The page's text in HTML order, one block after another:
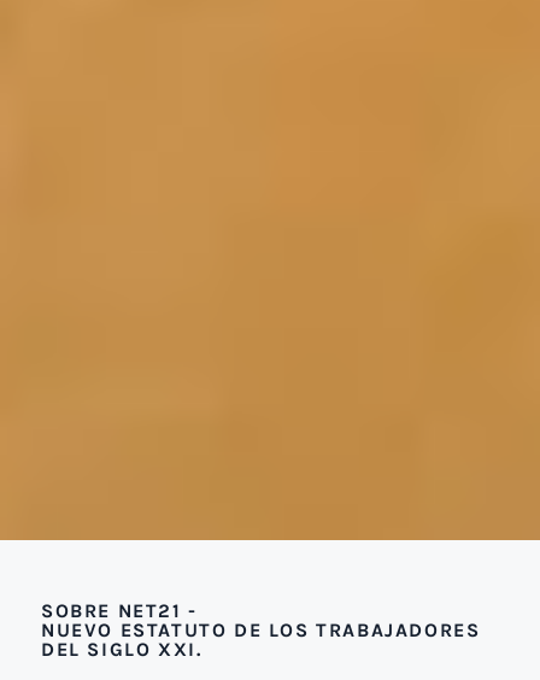
SOBRE NET21 -
NUEVO ESTATUTO DE LOS TRABAJADORES
DEL SIGLO XXI.